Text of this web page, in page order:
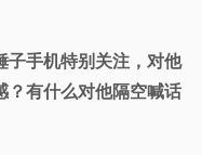
子手机特别关注，对他
？有什么对他隔空喊话